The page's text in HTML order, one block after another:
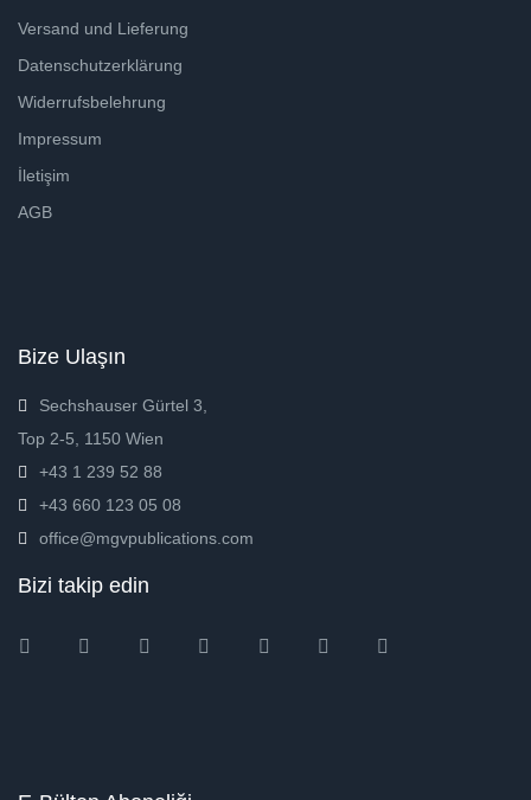
Versand und Lieferung
Datenschutzerklärung
Widerrufsbelehrung
Impressum
İletişim
AGB
Bize Ulaşın
Sechshauser Gürtel 3,
Top 2-5, 1150 Wien
+43 1 239 52 88
+43 660 123 05 08
office@mgvpublications.com
Bizi takip edin
InstagramFacebookTwitter Amazon Pinterest